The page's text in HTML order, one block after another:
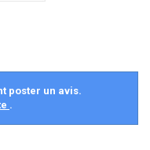
poster un avis.
.